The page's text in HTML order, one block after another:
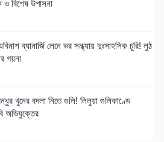
ও বিশেষ উপাসনা
ব্যানার্জি লেনে ভর সন্ধ্যায় দুঃসাহসিক চুরি! লুঠ
গয়না
খুনের বদলা নিতে গুলি! লিলুয়া গুলিকাণ্ডে
অভিযুক্তের